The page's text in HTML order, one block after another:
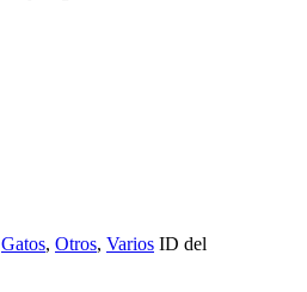
Gatos, Otros, Varios ID del